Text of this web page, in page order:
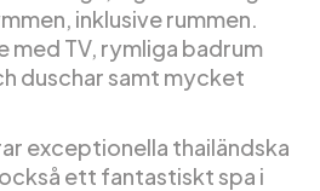
inklusive rummen.
med TV, rymliga badrum
duschar samt mycket
exceptionella thailändska
ett fantastiskt spa i